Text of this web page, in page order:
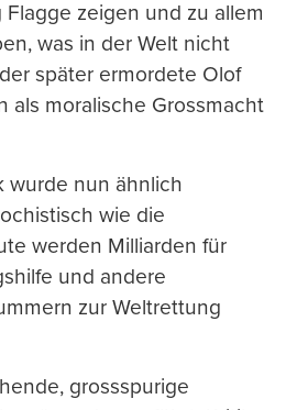
zeigen und zu allem
was in der Welt nicht
später ermordete Olof
als moralische Grossmacht
wurde nun ähnlich
wie die
werden Milliarden für
und andere
zur Weltrettung
grossspurige